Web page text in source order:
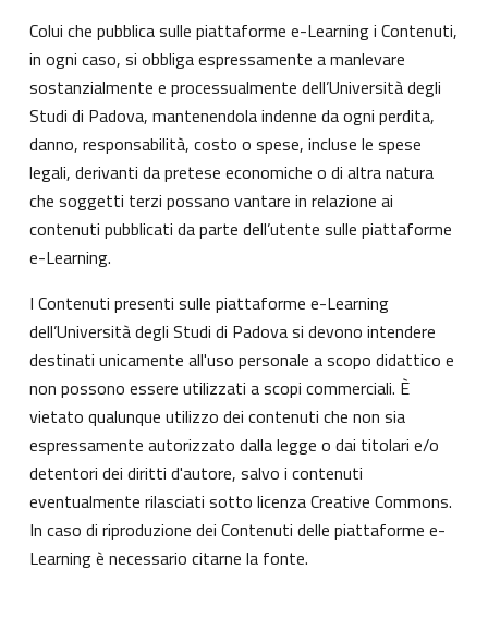
Colui che pubblica sulle piattaforme e-Learning i Contenuti,
in ogni caso, si obbliga espressamente a manlevare
sostanzialmente e processualmente dell’Università degli
Studi di Padova, mantenendola indenne da ogni perdita,
danno, responsabilità, costo o spese, incluse le spese
legali, derivanti da pretese economiche o di altra natura
che soggetti terzi possano vantare in relazione ai
contenuti pubblicati da parte dell’utente sulle piattaforme
e-Learning.
I Contenuti presenti sulle piattaforme e-Learning
dell’Università degli Studi di Padova si devono intendere
destinati unicamente all'uso personale a scopo didattico e
non possono essere utilizzati a scopi commerciali. È
vietato qualunque utilizzo dei contenuti che non sia
espressamente autorizzato dalla legge o dai titolari e/o
detentori dei diritti d'autore, salvo i contenuti
eventualmente rilasciati sotto licenza Creative Commons.
In caso di riproduzione dei Contenuti delle piattaforme e-
Learning è necessario citarne la fonte.